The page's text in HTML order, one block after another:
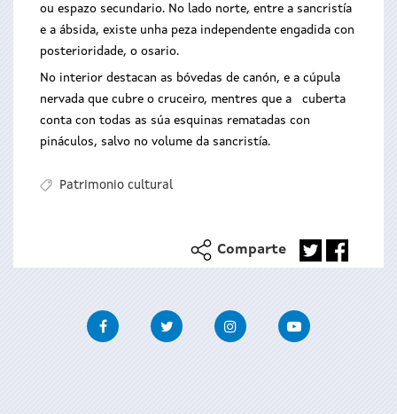
ou espazo secundario. No lado norte, entre a sancristía
e a ábsida, existe unha peza independente engadida con
posterioridade, o osario.
No interior destacan as bóvedas de canón, e a cúpula
nervada que cubre o cruceiro, mentres que a cuberta
conta con todas as súa esquinas rematadas con
pináculos, salvo no volume da sancristía.
Patrimonio cultural
Comparte
FacebookTwitter InstagramYoutube